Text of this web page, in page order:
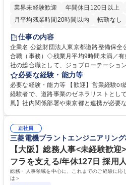
業界未経験歓迎
年間休日120日以上
月平均残業時間20時間以内
転勤なし
研修あり
退職金あり
駅近5分以内
資格取得手当あり 食
仕事の内容
企業名 公益財団法人東京都道路整備保全公社 求人名 【都庁グル
合職（事務）◇残業月平均9時間未満／有給年平均
社の総合職として、ジョブローテーショ
等のフロント部門の部署等幅広い部署で
制度やキャリア支援が充実しております！ ※下記
管理部門：広報、人事、経理など当公社
門：駐車場の新規開拓、管理運営、新宿
道路施設や道路工事現場の見学ツアー事
へ配属。※業務内容変更の範囲：会社の定める業務 募集
ープ】総合職（事務）◇残業月平均9時
必要な経験・能力等
必要な経験・能力等 【歓迎】営業経験or
経験者で、道路事業のゼネラリストとし
風】社内関係部署や東京都と連携が必要
部門など多岐に渡る業務を経験できます
事業の他、新宿駅西口広場内に設置され
イン」の管理運営を行うなど、事業収益
います。 学歴・資格 学歴：大学院 大学 高専 短大 専修学校 高校 語学力：
資格：
正社員
三菱電機プラントエンジニアリン
【大阪】総務人事<未経験歓
フラを支える/年休127日 採用
総務・人事領域を中心に、これまでのご経験に応
は＞